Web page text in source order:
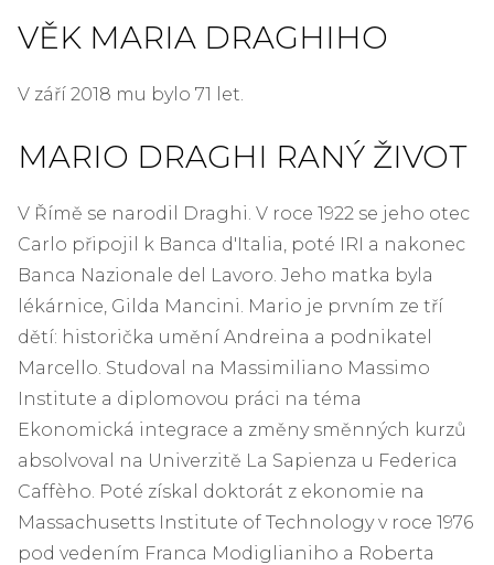
VĚK MARIA DRAGHIHO
V září 2018 mu bylo 71 let.
MARIO DRAGHI RANÝ ŽIVOT
V Římě se narodil Draghi. V roce 1922 se jeho otec
Carlo připojil k Banca d'Italia, poté IRI a nakonec
Banca Nazionale del Lavoro. Jeho matka byla
lékárnice, Gilda Mancini. Mario je prvním ze tří
dětí: historička umění Andreina a podnikatel
Marcello. Studoval na Massimiliano Massimo
Institute a diplomovou práci na téma
Ekonomická integrace a změny směnných kurzů
absolvoval na Univerzitě La Sapienza u Federica
Caffèho. Poté získal doktorát z ekonomie na
Massachusetts Institute of Technology v roce 1976
pod vedením Franca Modiglianiho a Roberta